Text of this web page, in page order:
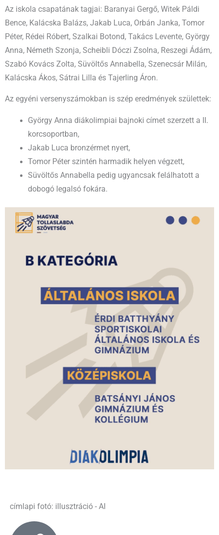
Az iskola csapatának tagjai: Baranyai Gergő, Witek Páldi
Bence, Kalácska Balázs, Jakab Luca, Orbán Janka, Tomor
Péter, Rédei Róbert, Szalkai Botond, Takács Levente, György
Anna, Németh Szonja, Scheibli Dóczi Zsolna, Reszegi Ádám,
Szabó Kovács Zolta, Süvöltős Annabella, Szenecsár Milán,
Kalácska Ákos, Sátrai Lilla és Tajerling Áron.
Az egyéni versenyszámokban is szép eredmények születtek:
György Anna diákolimpiai bajnoki címet szerzett a II.
korcsoportban,
Jakab Luca bronzérmet nyert,
Tomor Péter szintén harmadik helyen végzett,
Süvöltős Annabella pedig ugyancsak felálhatott a
dobogó legalsó fokára.
címlapi fotó: illusztráció - AI